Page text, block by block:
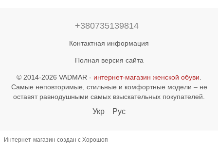
+380735139814
Контактная информация
Полная версия сайта
© 2014-2026 VADMAR - интернет-магазин женской обуви
Самые неповторимые, стильные и комфортные модели – не
оставят равнодушными самых взыскательных покупателей.
Укр Рус
Интернет-магазин создан с Хорошоп